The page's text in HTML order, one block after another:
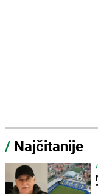
/ Najčitanije
/